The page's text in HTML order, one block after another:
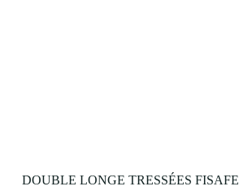
DOUBLE LONGE TRESSÉES FISAFE